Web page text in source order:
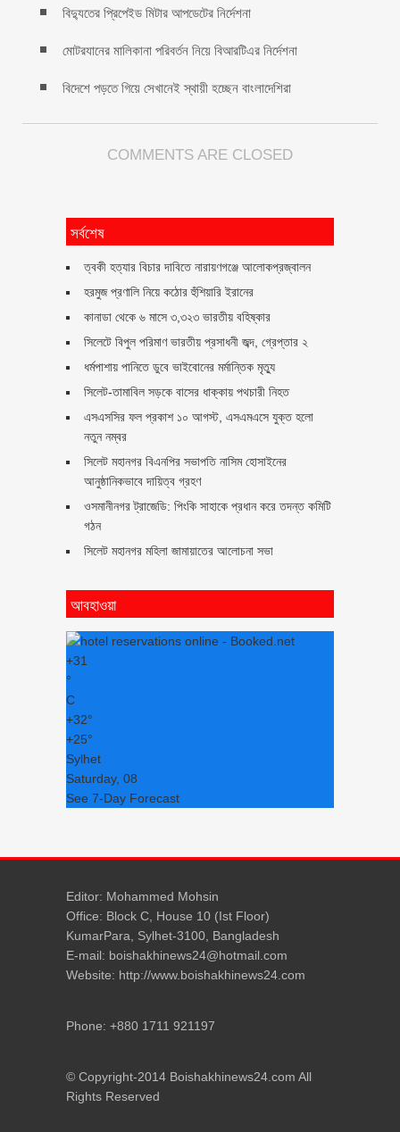
বিদ্যুতের প্রিপেইড মিটার আপডেটের নির্দেশনা
মোটরযানের মালিকানা পরিবর্তন নিয়ে বিআরটিএর নির্দেশনা
বিদেশে পড়তে গিয়ে সেখানেই স্থায়ী হচ্ছেন বাংলাদেশিরা
COMMENTS ARE CLOSED
সর্বশেষ
ত্বকী হত্যার বিচার দাবিতে নারায়ণগঞ্জে আলোকপ্রজ্বালন
হরমুজ প্রণালি নিয়ে কঠোর হুঁশিয়ারি ইরানের
কানাডা থেকে ৬ মাসে ৩,৩২৩ ভারতীয় বহিষ্কার
সিলেটে বিপুল পরিমাণ ভারতীয় প্রসাধনী জব্দ, গ্রেপ্তার ২
ধর্মপাশায় পানিতে ডুবে ভাইবোনের মর্মান্তিক মৃত্যু
সিলেট-তামাবিল সড়কে বাসের ধাক্কায় পথচারী নিহত
এসএসসির ফল প্রকাশ ১০ আগস্ট, এসএমএসে যুক্ত হলো
নতুন নম্বর
সিলেট মহানগর বিএনপির সভাপতি নাসিম হোসাইনের
আনুষ্ঠানিকভাবে দায়িত্ব গ্রহণ
ওসমানীনগর ট্রাজেডি: পিংকি সাহাকে প্রধান করে তদন্ত কমিটি
গঠন
সিলেট মহানগর মহিলা জামায়াতের আলোচনা সভা
আবহাওয়া
+31
°
C
+32°
+25°
Sylhet
Saturday, 08
See 7-Day Forecast
Editor: Mohammed Mohsin
Office: Block C, House 10 (Ist Floor)
KumarPara, Sylhet-3100, Bangladesh
E-mail: boishakhinews24@hotmail.com
Website: http://www.boishakhinews24.com
Phone: +880 1711 921197
© Copyright-2014 Boishakhinews24.com All
Rights Reserved